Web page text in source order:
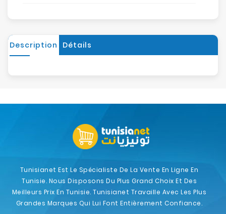
Description Détails
Tunisianet Est Le Spécialiste De La Vente En Ligne En
Tunisie. Nous Disposons Du Plus Grand Choix Et Des
Meilleurs Prix En Tunisie. Tunisianet Travaille Avec Les Plus
Grandes Marques Qui Lui Font Entièrement Confiance.